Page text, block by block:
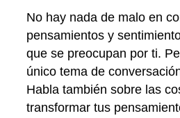
No hay nada de malo en
pensamientos y
que se preocupan por ti.
único tema de
Habla también sobre las
transformar tus